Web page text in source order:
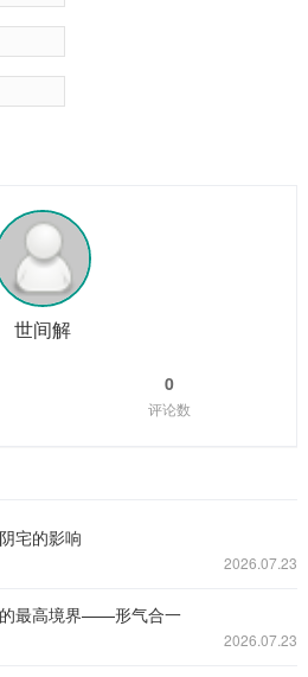
世间解
0
评论数
宅的影响
2026.07.23
最高境界——形气合一
2026.07.23